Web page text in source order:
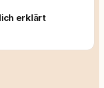
erklärt